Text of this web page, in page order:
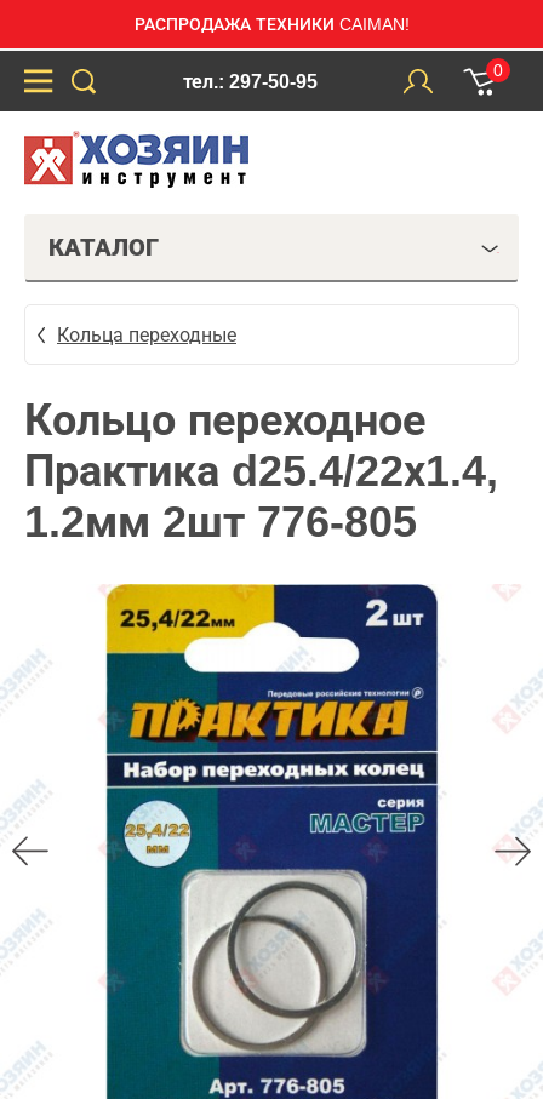
РАСПРОДАЖА ТЕХНИКИ CAIMAN!
тел.: 297-50-95
0
КАТАЛОГ
Кольца переходные
Кольцо переходное
Практика d25.4/22х1.4,
1.2мм 2шт 776-805